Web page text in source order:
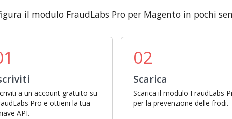
il modulo FraudLabs Pro per Magento in pochi
a un account gratuito su
Pro e ottieni la tua
API.
02
Scarica
Scarica il modulo FraudLabs
per la prevenzione delle frodi.